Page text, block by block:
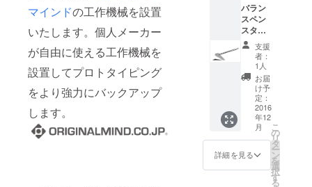
マインドの工作機械を設置
いたします。個人メーカー
が自由に使える工作機械を
設置してプロトタイピング
をより強力にバックアップ
します。
バラン
スペン
スタン
ド（ス
テンレ
ス製）
レー
ザー
カッ
ターで
切り出
したス
テンレ
スを用
いたペ
ンスタ
支援
者：
1人
お届
け予
定：
2016
年12
月
詳細を見る
こ
の
リ
タ
ー
ン
を
選
択
す
る